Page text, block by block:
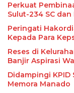
Perkuat
Sulut-234 SC
Peringati
Kepada Para
Reses di
Banjir Aspirasi
Didampingi KPID
Memora Manado